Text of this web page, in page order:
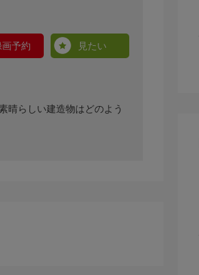
画予約
見たい
晴らしい建造物はどのよう